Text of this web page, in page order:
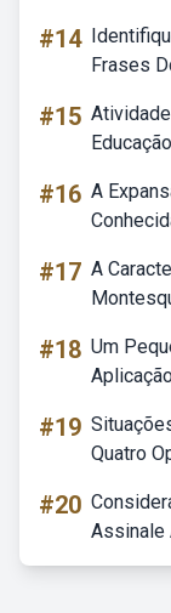
#14
Frases
#15
#16 A
#17 A
#18 Um
#19
Quatro
#20
Assinale